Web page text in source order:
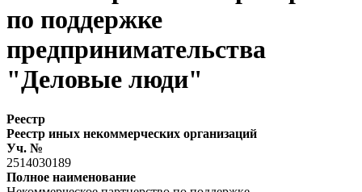
по поддержке
предпринимательства
"Деловые люди"
Реестр
Реестр иных некоммерческих организаций
Уч. №
2514030189
Полное наименование